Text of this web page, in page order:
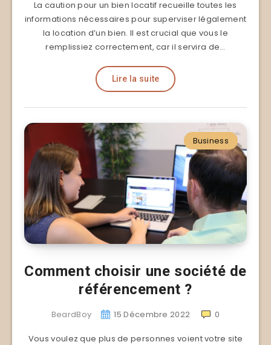
La caution pour un bien locatif recueille toutes les
informations nécessaires pour superviser légalement
la location d’un bien. Il est crucial que vous le
remplissiez correctement, car il servira de…
Lire la suite
Business
Comment choisir une société de
référencement ?
BeardBoy 15 Décembre 2022 0
Vous voulez que plus de personnes voient votre site